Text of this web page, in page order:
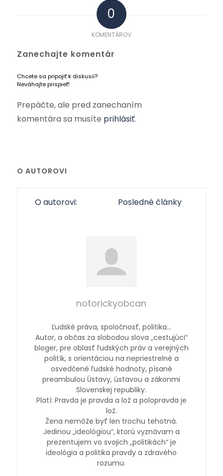
0
KOMENTÁROV
Zanechajte komentár
Chcete sa pripojiť k diskusii?
Neváhajte prispieť!
Prepáčte, ale pred zanechaním
komentára sa musíte prihlásiť.
O AUTOROVI
O autorovi: Posledné články
notorickyobcan
Ľudské práva, spoločnosť, politika…
Autor, a občas za slobodou slova „cestujúci“
bloger, pre oblasť ľudských práv a verejných
politík, s orientáciou na nepriestrelné a
osvedčené ľudské hodnoty, písané
preambulou Ústavy, ústavou a zákonmi
Slovenskej republiky.
Platí: Pravda je pravda a lož a polopravda je
lož.
Žena nemôže byť len trochu tehotná.
Jedinou „ideológiou“, ktorú vyznávam a
prezentujem vo svojich „politikách“ je
ideológia a politika pravdy a zdravého
rozumu.